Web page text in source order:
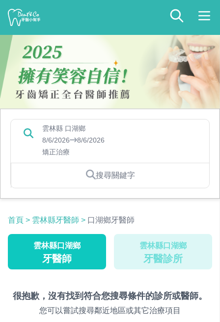
雲林縣 口湖鄉
8/6/2026
8/6/2026
矯正治療
搜尋關鍵字
首頁 > 雲林縣牙醫師 > 口湖鄉牙醫師
雲林縣口湖鄉
牙醫師
雲林縣口湖鄉
牙醫診所
很抱歉，沒有找到符合您搜尋條件的診所或醫師。
您可以嘗試搜尋鄰近地區或其它治療項目